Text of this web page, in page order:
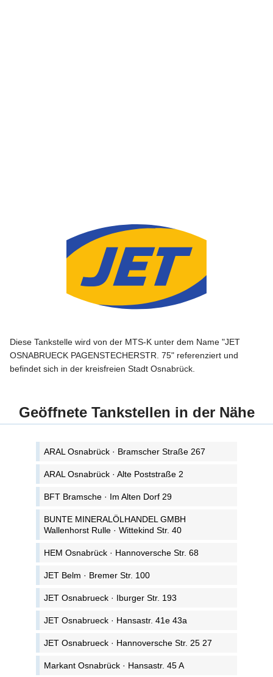
Diese Tankstelle wird von der MTS-K unter dem Name "JET
OSNABRUECK PAGENSTECHERSTR. 75" referenziert und
befindet sich in der kreisfreien Stadt Osnabrück.
Geöffnete Tankstellen in der Nähe
ARAL Osnabrück · Bramscher Straße 267
ARAL Osnabrück · Alte Poststraße 2
BFT Bramsche · Im Alten Dorf 29
BUNTE MINERALÖLHANDEL GMBH
Wallenhorst Rulle · Wittekind Str. 40
HEM Osnabrück · Hannoversche Str. 68
JET Belm · Bremer Str. 100
JET Osnabrueck · Iburger Str. 193
JET Osnabrueck · Hansastr. 41e 43a
JET Osnabrueck · Hannoversche Str. 25 27
Markant Osnabrück · Hansastr. 45 A